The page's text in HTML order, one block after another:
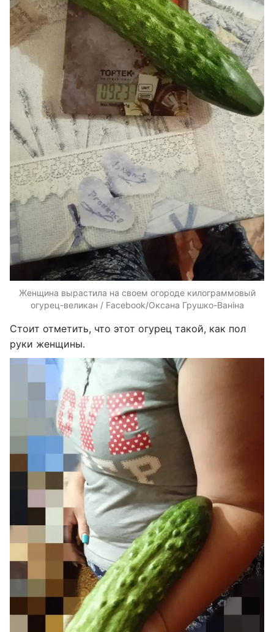
Женщина вырастила на своем огороде килограммовый
огурец-великан / Facebook/Оксана Грушко-Ваніна
Стоит отметить, что этот огурец такой, как пол
руки женщины.